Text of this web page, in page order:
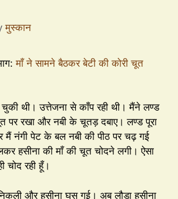
मुस्कान
माँ ने सामने बैठकर बेटी की कोरी चूत
चुकी थी। उत्तेजना से काँप रही थी। मैंने लण्ड
पर रखा और नबी के चूतड़ दबाए। लण्ड पूरा
मैं नंगी पेट के बल नबी की पीठ पर चढ़ गई
हसीना की माँ की चूत चोदने लगी। ऐसा
चोद रही हूँ।
और हसीना घुस गई। अब लौड़ा हसीना